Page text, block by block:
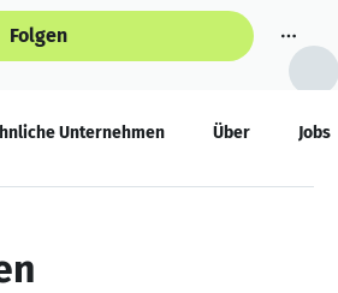
Folgen
Unternehmen Über Jobs